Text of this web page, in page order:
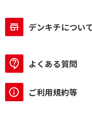
デンキチについ
よくある質問
ご利用規約等